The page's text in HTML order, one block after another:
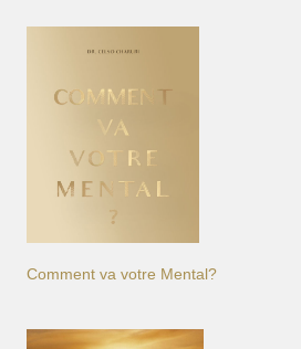
Comment va votre Mental?